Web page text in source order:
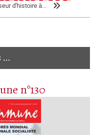
...
n°130
d'histoire à...